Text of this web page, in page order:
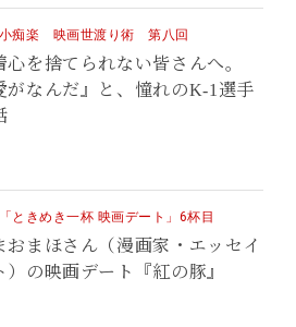
痴楽 映画世渡り術 第八回
心を捨てられない皆さんへ。
がなんだ』と、憧れのK-1選手
ときめき一杯 映画デート」6杯目
おまほさん（漫画家・エッセイ
）の映画デート
『紅の豚』